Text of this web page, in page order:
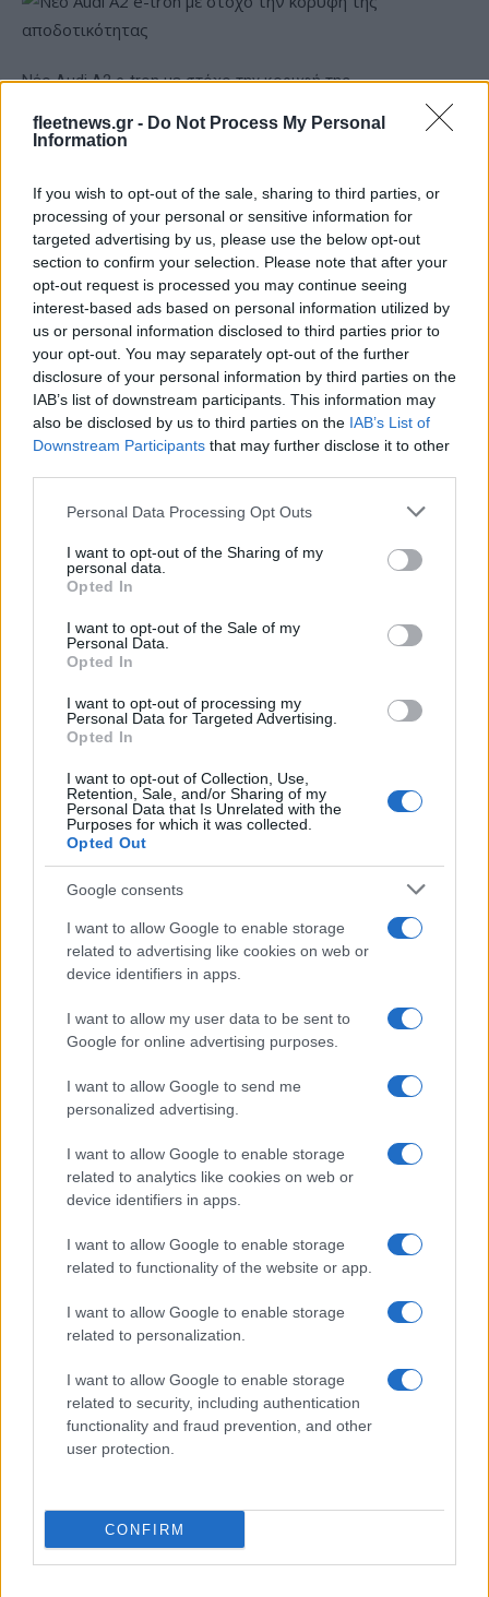
fleetnews.gr - Do Not Process My Personal
Information
If you wish to opt-out of the sale, sharing to third parties, or
processing of your personal or sensitive information for
targeted advertising by us, please use the below opt-out
section to confirm your selection. Please note that after your
opt-out request is processed you may continue seeing
interest-based ads based on personal information utilized by
us or personal information disclosed to third parties prior to
your opt-out. You may separately opt-out of the further
disclosure of your personal information by third parties on the
IAB’s list of downstream participants. This information may
also be disclosed by us to third parties on the IAB’s List of
Downstream Participants that may further disclose it to other
Please note that this website/app uses one or more Google
not limited to your visit or usage behaviour. You may click to
grant or deny consent to Google and its third-party tags to
use your data for below specified purposes in below Google
consent section.
Personal Data Processing Opt Outs
I want to opt-out of the Sharing of my
personal data.
Opted In
I want to opt-out of the Sale of my
Personal Data.
Opted In
I want to opt-out of processing my
Personal Data for Targeted Advertising.
Opted In
I want to opt-out of Collection, Use,
Retention, Sale, and/or Sharing of my
Personal Data that Is Unrelated with the
Purposes for which it was collected.
Opted Out
Google consents
I want to allow Google to enable storage
related to advertising like cookies on web or
device identifiers in apps.
I want to allow my user data to be sent to
Google for online advertising purposes.
I want to allow Google to send me
personalized advertising.
I want to allow Google to enable storage
related to analytics like cookies on web or
device identifiers in apps.
I want to allow Google to enable storage
related to functionality of the website or app.
I want to allow Google to enable storage
related to personalization.
I want to allow Google to enable storage
related to security, including authentication
functionality and fraud prevention, and other
user protection.
CONFIRM
Νέο Audi A2 e-tron με στόχο την κορυφή της
Μισιακός: «Ο προπονητής
είναι υπεύθυνος και
αναλαμβάνω την ευθύνη»
Ο Γιάννης Αγραβάνης στον
Βίκο Ιωαννίνων
Β.Σ. Καρούλιας: Τζίρος 98,7
εκατ. ευρώ και αύξηση
στοιχήματα σε low & non
alcohol
Deloitte Ελλάδος:
είσοδο στην πολωνική
αγορά ενέργειας
Η Chery επενδύει 75 εκατ. δολάρια στην KG Mobility
Το FIAT 500 Hybrid τώρα
συνεχίζουν μαζί: Ανανέωση
της συνεργασίας τους μέχρι
το 2028
18η συνεχόμενη χρονιά για τον ΟΤΕ στη διεθνή σειρά
δεικτών FTSE4Good